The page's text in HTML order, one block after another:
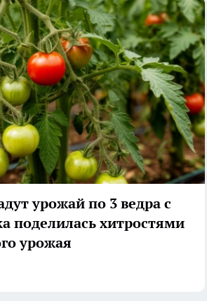
урожай по 3 ведра с
поделилась хитростями
урожая